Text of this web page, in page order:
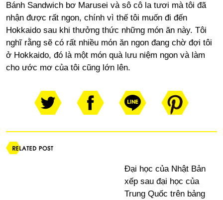
Bánh Sandwich bơ Marusei và sô cô la tươi mà tôi đã
nhận được rất ngon, chính vì thế tôi muốn đi đến
Hokkaido sau khi thưởng thức những món ăn này. Tôi
nghĩ rằng sẽ có rất nhiều món ăn ngon đang chờ đợi tôi
ở Hokkaido, đó là một món quà lưu niệm ngon và làm
cho ước mơ của tôi cũng lớn lên.
Đại học của Nhật Bản
xếp sau đại học của
Trung Quốc trên bảng